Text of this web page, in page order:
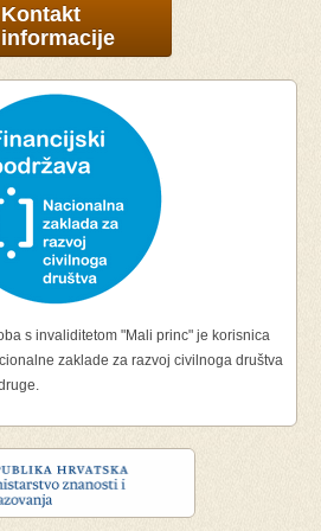
Kontakt
informacije
s invaliditetom "Mali princ" je korisnica
zaklade za razvoj civilnoga društva